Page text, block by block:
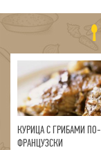
КУРИЦА С ГРИБАМИ ПО-
ФРАНЦУЗСКИ